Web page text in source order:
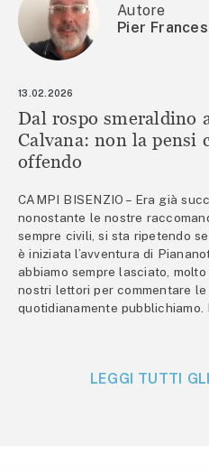
Autore
Pier
13.02.2026
Dal rospo smeraldino
Calvana: non la pensi
offendo
CAMPI BISENZIO – Era già
nonostante le nostre
sempre civili, si sta ripetendo
è iniziata l’avventura di
abbiamo sempre lasciato,
nostri lettori per commentare
quotidianamente pubblichiamo.
LEGGI TUTTI